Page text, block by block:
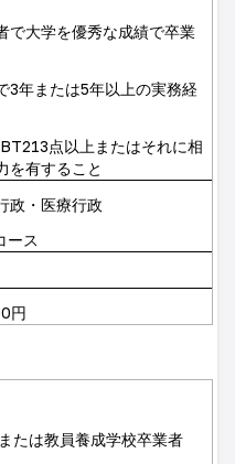
で大学を優秀な成績で卒業
3年または5年以上の実務経
点以上またはそれに相
を有すること
政・医療行政
ース
円
たは教員養成学校卒業者